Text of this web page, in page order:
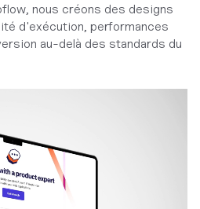
nous créons des designs
d'exécution, performances
au-delà des standards du